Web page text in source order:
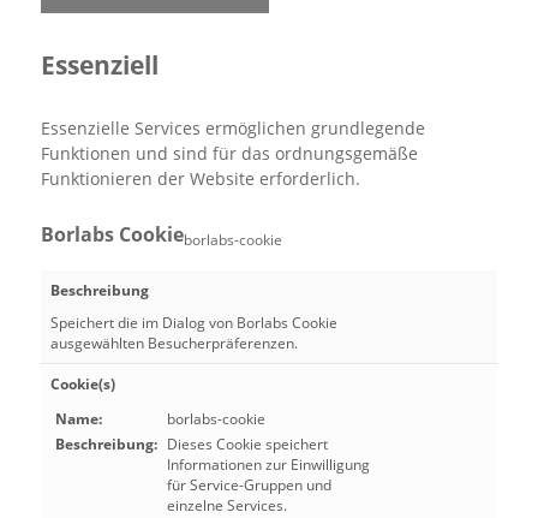
Essenziell
Essenzielle Services ermöglichen grundlegende
Funktionen und sind für das ordnungsgemäße
Funktionieren der Website erforderlich.
Borlabs Cookieborlabs-cookie
Beschreibung
Speichert die im Dialog von Borlabs Cookie
ausgewählten Besucherpräferenzen.
Cookie(s)
Name:
borlabs-cookie
Beschreibung: Dieses Cookie speichert
Informationen zur Einwilligung
für Service-Gruppen und
einzelne Services.